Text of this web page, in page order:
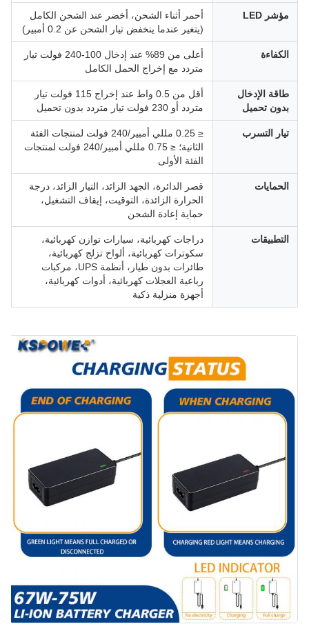
مؤشر LED
أحمر أثناء الشحن، أخضر عند الشحن الكامل
(يتغير عندما ينخفض تيار الشحن عن 0.2 أمبير)
الكفاءة
أعلى من 89% عند إدخال 100-240 فولت تيار
متردد مع إخراج الحمل الكامل
طاقة الإدخال
بدون تحميل
أقل من 0.5 واط عند إخراج 115 فولت تيار
متردد أو 230 فولت تيار متردد بدون تحميل
تيار التسرب
≤ 0.25 مللي أمبير/240 فولت لمنتجات الفئة
الثانية؛ ≤ 0.75 مللي أمبير/240 فولت لمنتجات
الفئة الأولى
الحمايات
قصر الدائرة، الجهد الزائد، التيار الزائد، درجة
الحرارة الزائدة، التوقيت، إيقاف التشغيل،
حماية إعادة الشحن
التطبيقات
دراجات كهربائية، سيارات توازن كهربائية،
سكوترات كهربائية، ألواح تزلج كهربائية،
طائرات بدون طيار، أنظمة UPS، مركبات
رباعية العجلات كهربائية، أدوات كهربائية،
أجهزة منزلية ذكية